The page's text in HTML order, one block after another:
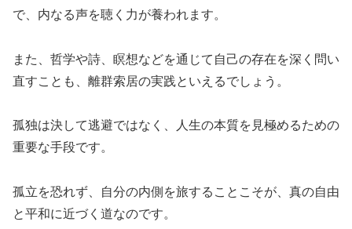
で、内なる声を聴く力が養われます。
また、哲学や詩、瞑想などを通じて自己の存在を深く問い
直すことも、離群索居の実践といえるでしょう。
孤独は決して逃避ではなく、人生の本質を見極めるための
重要な手段です。
孤立を恐れず、自分の内側を旅することこそが、真の自由
と平和に近づく道なのです。